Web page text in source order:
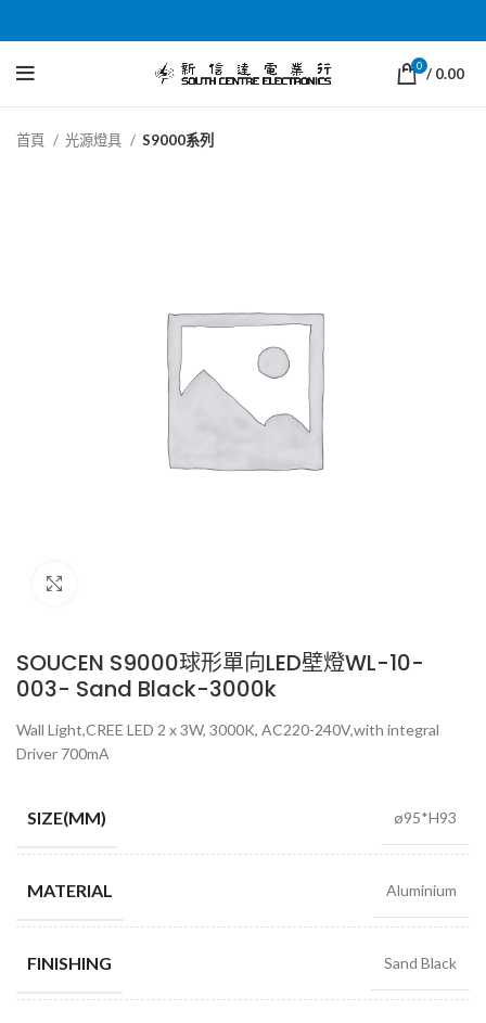
0 / 0.00
首頁 光源燈具 S9000系列
SOUCEN S9000球形單向LED壁燈WL-10-
003- Sand Black-3000k
Wall Light,CREE LED 2 x 3W, 3000K, AC220-240V,with integral
Driver 700mA
SIZE(MM) ø95*H93
MATERIAL Aluminium
FINISHING Sand Black